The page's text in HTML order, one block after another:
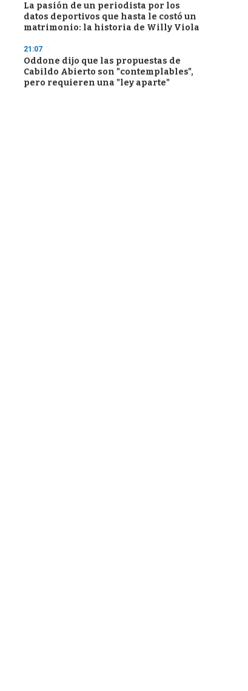
La pasión de un periodista por los
datos deportivos que hasta le costó un
matrimonio: la historia de Willy Viola
21:07
Oddone dijo que las propuestas de
Cabildo Abierto son "contemplables",
pero requieren una "ley aparte"